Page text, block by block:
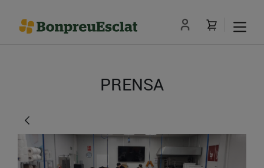
PRENSA